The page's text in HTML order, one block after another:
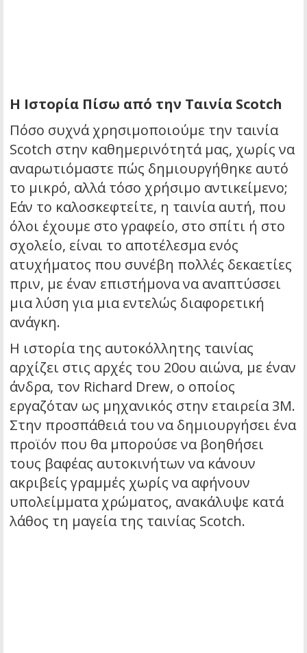
Η Ιστορία Πίσω από την Ταινία Scotch
Πόσο συχνά χρησιμοποιούμε την ταινία
Scotch στην καθημερινότητά μας, χωρίς να
αναρωτιόμαστε πώς δημιουργήθηκε αυτό
το μικρό, αλλά τόσο χρήσιμο αντικείμενο;
Εάν το καλοσκεφτείτε, η ταινία αυτή, που
όλοι έχουμε στο γραφείο, στο σπίτι ή στο
σχολείο, είναι το αποτέλεσμα ενός
ατυχήματος που συνέβη πολλές δεκαετίες
πριν, με έναν επιστήμονα να αναπτύσσει
μια λύση για μια εντελώς διαφορετική
ανάγκη.
Η ιστορία της αυτοκόλλητης ταινίας
αρχίζει στις αρχές του 20ου αιώνα, με έναν
άνδρα, τον Richard Drew, ο οποίος
εργαζόταν ως μηχανικός στην εταιρεία 3M.
Στην προσπάθειά του να δημιουργήσει ένα
προϊόν που θα μπορούσε να βοηθήσει
τους βαφέας αυτοκινήτων να κάνουν
ακριβείς γραμμές χωρίς να αφήνουν
υπολείμματα χρώματος, ανακάλυψε κατά
λάθος τη μαγεία της ταινίας Scotch.